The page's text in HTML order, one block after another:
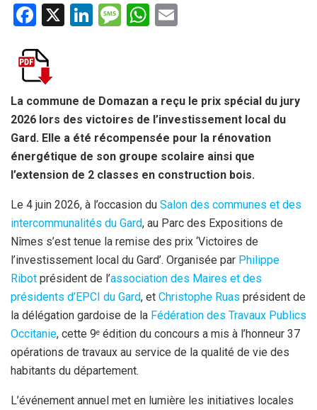
F
ce
b
o
o
k
X
Li
n
M
g
e
W
A
p
p
La commune de Domazan a reçu le prix spécial du jury
2026 lors des victoires de l’investissement local du
Gard. Elle a été récompensée pour la rénovation
énergétique de son groupe scolaire ainsi que
l’extension de 2 classes en construction bois.
Le 4 juin 2026, à l’occasion du Salon des communes et des
intercommunalités du Gard, au Parc des Expositions de
Nîmes s’est tenue la remise des prix ‘Victoires de
l’investissement local du Gard’. Organisée par Philippe
Ribot président de l’association des Maires et des
présidents d’EPCI du Gard, et Christophe Ruas président de
la délégation gardoise de la Fédération des Travaux Publics
Occitanie, cette 9e édition du concours a mis à l’honneur 37
opérations de travaux au service de la qualité de vie des
habitants du département.
L’événement annuel met en lumière les initiatives locales